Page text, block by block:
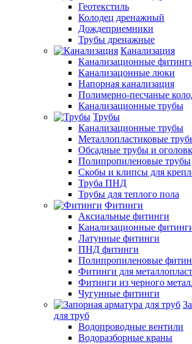
Геотекстиль
Колодец дренажный
Дождеприемники
Трубы дренажные
Канализация
Канализационные
Канализацонные люки
Напорная канализация
Полимерно-песчаные
Канализационные трубы
Трубы
Канализационные трубы
Металлопластиковые
Обсадные трубы и
Полипропиленовые трубы
Скобы и клипсы для
Труба ПНД
Трубы для теплого пола
Фитинги
Аксиальные фитинги
Канализационные
Латунные фитинги
ПНД фитинги
Полипропиленовые
Фитинги для
Фитинги из черного
Чугунные фитинги
для труб
Водопроводные вентили
Водоразборные краны